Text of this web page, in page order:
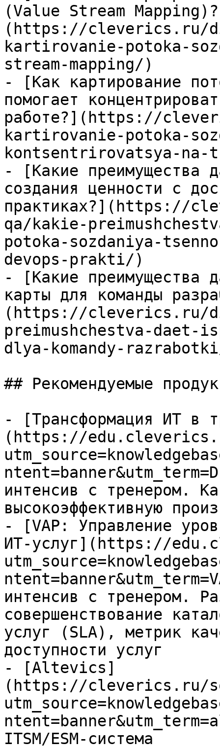
(Value Stream
(https://cleverics.ru/
kartirovanie-potoka-
stream-mapping/)
- [Как картирование
помогает
работе?](https://
kartirovanie-potoka-
kontsentrirovatsya-
- [Какие преимущества
создания ценности с
практиках?](https://
qa/kakie-
potoka-sozdaniya-
devops-prakti/)
- [Какие преимущества
карты для команды
(https://cleverics.ru/
preimushchestva-daet-
dlya-komandy-
## Рекомендуемые
- [Трансформация ИТ в
(https://
интенсив с тренером.
высокоэффективную
- [VAP: Управление
ИТ-услуг](https://
интенсив с тренером.
совершенствование
услуг (SLA), метрик
доступности услуг
- [Altevics]
(https://cleverics.ru/
ITSM/ESM-система